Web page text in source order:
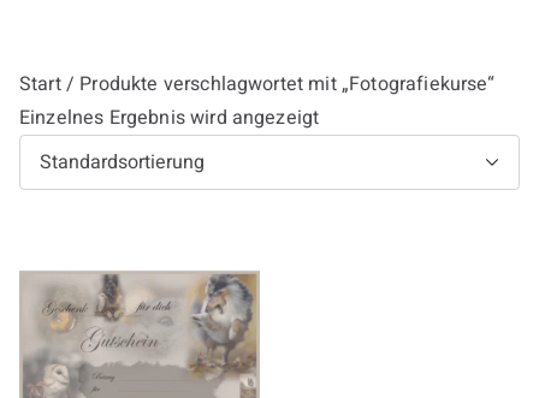
Start/ Produkte verschlagwortet mit „Fotografiekurse“
Einzelnes Ergebnis wird angezeigt